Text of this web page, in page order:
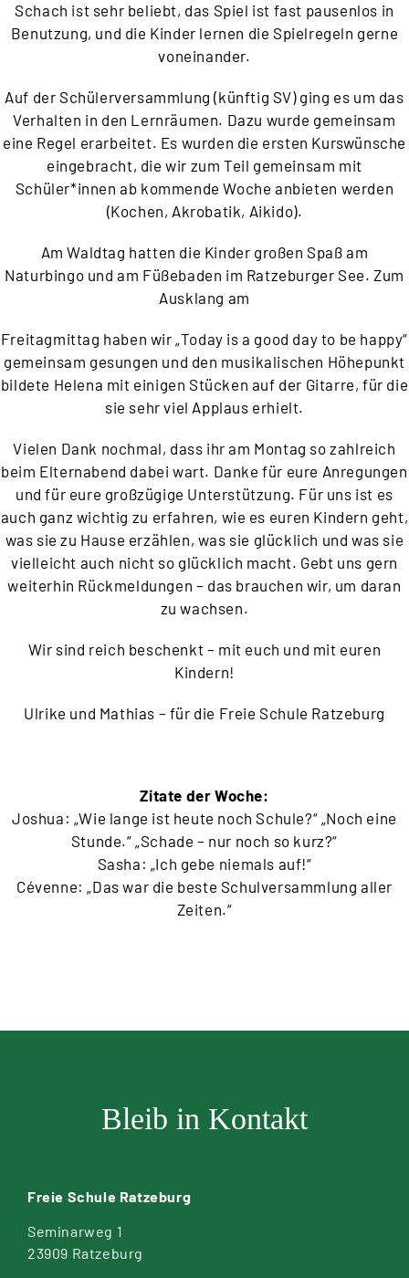
Schach ist sehr beliebt, das Spiel ist fast pausenlos in
Benutzung, und die Kinder lernen die Spielregeln gerne
voneinander.
Auf der Schülerversammlung (künftig SV) ging es um das
Verhalten in den Lernräumen. Dazu wurde gemeinsam
eine Regel erarbeitet. Es wurden die ersten Kurswünsche
eingebracht, die wir zum Teil gemeinsam mit
Schüler*innen ab kommende Woche anbieten werden
(Kochen, Akrobatik, Aikido).
Am Waldtag hatten die Kinder großen Spaß am
Naturbingo undam Füßebaden im Ratzeburger See. Zum
Ausklang am
Freitagmittag haben wir „Today is a good day to be happy“
gemeinsam gesungen und den musikalischen Höhepunkt
bildete Helena mit einigen Stücken auf der Gitarre, für die
sie sehr viel Applaus erhielt.
Vielen Dank nochmal, dass ihr am Montag so zahlreich
beim Elternabend dabei wart. Danke für eure Anregungen
und für eure großzügige Unterstützung. Für uns ist es
auch ganz wichtig zu erfahren, wie es euren Kindern geht,
was sie zu Hause erzählen, was sie glücklich und was sie
vielleicht auch nicht so glücklich macht. Gebt uns gern
weiterhin Rückmeldungen – das brauchen wir, um daran
zu wachsen.
Wir sind reich beschenkt – mit euch und mit euren
Kindern!
Ulrike und Mathias – für die Freie Schule Ratzeburg
Zitate der Woche:
Joshua: „Wie lange ist heute noch Schule?“ „Noch eine
Stunde.“ „Schade – nur noch so kurz?“
Sasha: „Ich gebe niemals auf!“
Cévenne: „Das war die beste Schulversammlung aller
Zeiten.“
Bleib in Kontakt
Freie Schule Ratzeburg
Seminarweg 1
23909 Ratzeburg